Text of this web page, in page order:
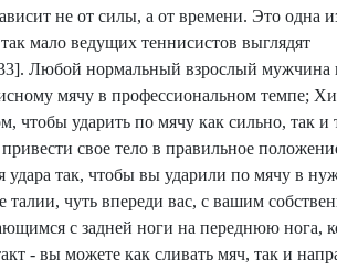
не от силы, а от времени. Это одна
мало ведущих теннисистов выглядят
Любой нормальный взрослый мужчина
мячу в профессиональном темпе;
чтобы ударить по мячу как сильно, так и
свое тело в правильное
удара так, чтобы вы ударили по мячу в
талии, чуть впереди вас, с вашим
с задней ноги на переднюю нога,
- вы можете как сливать мяч, так и